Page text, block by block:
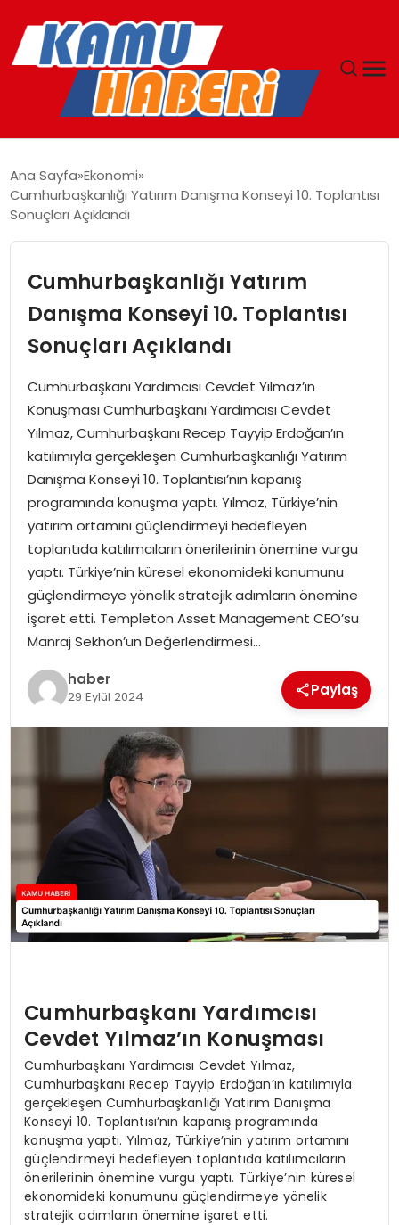
YAŞAM
EKONOMI
SPOR
TEKNOLOJI
EĞITIM
GENEL
Ana Sayfa Ekonomi
Cumhurbaşkanlığı Yatırım Danışma Konseyi 10. Toplantısı
Sonuçları Açıklandı
Cumhurbaşkanlığı Yatırım
Danışma Konseyi 10. Toplantısı
Sonuçları Açıklandı
Cumhurbaşkanı Yardımcısı Cevdet Yılmaz’ın
Konuşması Cumhurbaşkanı Yardımcısı Cevdet
Yılmaz, Cumhurbaşkanı Recep Tayyip Erdoğan’ın
katılımıyla gerçekleşen Cumhurbaşkanlığı Yatırım
Danışma Konseyi 10. Toplantısı’nın kapanış
programında konuşma yaptı. Yılmaz, Türkiye’nin
yatırım ortamını güçlendirmeyi hedefleyen
toplantıda katılımcıların önerilerinin önemine vurgu
yaptı. Türkiye’nin küresel ekonomideki konumunu
güçlendirmeye yönelik stratejik adımların önemine
işaret etti. Templeton Asset Management CEO’su
Manraj Sekhon’un Değerlendirmesi…
haber
29 Eylül 2024 Paylaş
Cumhurbaşkanı Yardımcısı
Cevdet Yılmaz’ın Konuşması
Cumhurbaşkanı Yardımcısı Cevdet Yılmaz,
Cumhurbaşkanı Recep Tayyip Erdoğan’ın katılımıyla
gerçekleşen Cumhurbaşkanlığı Yatırım Danışma
Konseyi 10. Toplantısı’nın kapanış programında
konuşma yaptı. Yılmaz, Türkiye’nin yatırım ortamını
güçlendirmeyi hedefleyen toplantıda katılımcıların
önerilerinin önemine vurgu yaptı. Türkiye’nin küresel
ekonomideki konumunu güçlendirmeye yönelik
stratejik adımların önemine işaret etti.